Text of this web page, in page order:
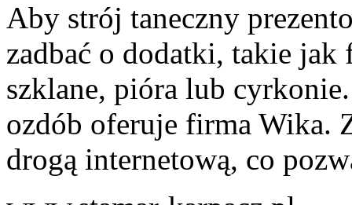
Aby strój taneczny
zadbać o dodatki, takie
szklane, pióra lub
ozdób oferuje firma Wika.
drogą internetową, co